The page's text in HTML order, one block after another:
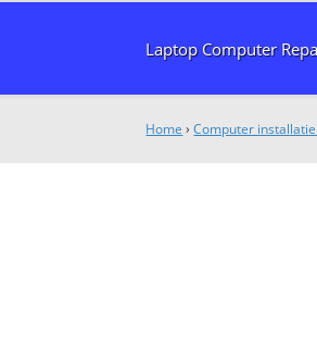
Laptop Computer
Home ›Computer